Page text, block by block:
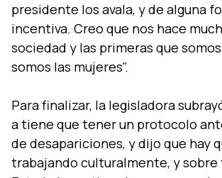
presidente los avala, y de alguna
incentiva. Creo que nos hace
sociedad y las primeras que
somos las mujeres".
Para finalizar, la legisladora
a tiene que tener un protocolo
de desapariciones, y dijo que hay
trabajando culturalmente, y sobre